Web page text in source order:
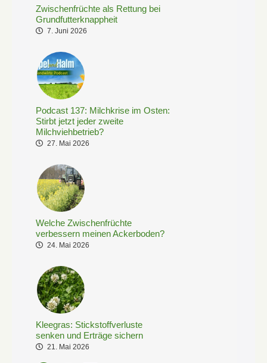
Zwischenfrüchte als Rettung bei
Grundfutterknappheit
7. Juni 2026
Podcast 137: Milchkrise im Osten:
Stirbt jetzt jeder zweite
Milchviehbetrieb?
27. Mai 2026
Welche Zwischenfrüchte
verbessern meinen Ackerboden?
24. Mai 2026
Kleegras: Stickstoffverluste
senken und Erträge sichern
21. Mai 2026